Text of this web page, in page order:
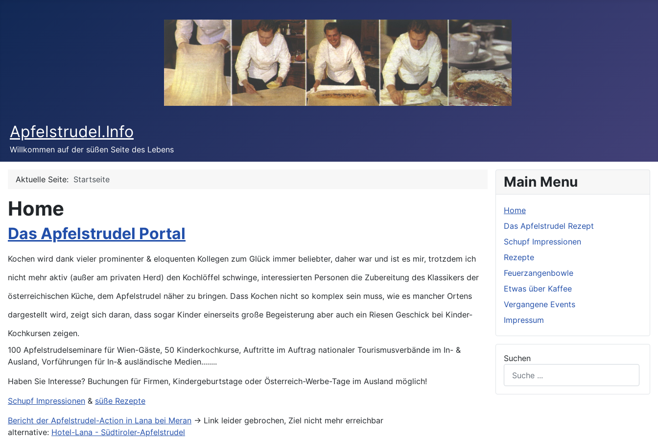
Apfelstrudel.Info
Willkommen auf der süßen Seite des Lebens
Aktuelle Seite: Startseite
Home
Das Apfelstrudel Portal
Kochen wird dank vieler prominenter & eloquenten Kollegen zum Glück immer beliebter, daher war und ist es mir, trotzdem ich
nicht mehr aktiv (außer am privaten Herd) den Kochlöffel schwinge, interessierten Personen die Zubereitung des Klassikers der
österreichischen Küche, dem Apfelstrudel näher zu bringen. Dass Kochen nicht so komplex sein muss, wie es mancher Ortens
dargestellt wird, zeigt sich daran, dass sogar Kinder einerseits große Begeisterung aber auch ein Riesen Geschick bei Kinder-
Kochkursen zeigen.
100 Apfelstrudelseminare für Wien-Gäste, 50 Kinderkochkurse, Auftritte im Auftrag nationaler Tourismusverbände im In- &
Ausland, Vorführungen für In-& ausländische Medien........
Haben Sie Interesse? Buchungen für Firmen, Kindergeburtstage oder Österreich-Werbe-Tage im Ausland möglich!
Schupf Impressionen & süße Rezepte
Bericht der Apfelstrudel-Action in Lana bei Meran -> Link leider gebrochen, Ziel nicht mehr erreichbar
alternative: Hotel-Lana - Südtiroler-Apfelstrudel
Main Menu
Home
Das Apfelstrudel Rezept
Schupf Impressionen
Rezepte
Feuerzangenbowle
Etwas über Kaffee
Vergangene Events
Impressum
Suchen